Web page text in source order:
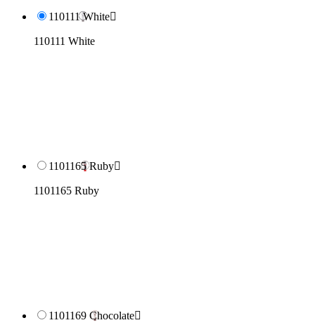
110111 White
110111 White
1101165 Ruby
1101165 Ruby
1101169 Chocolate